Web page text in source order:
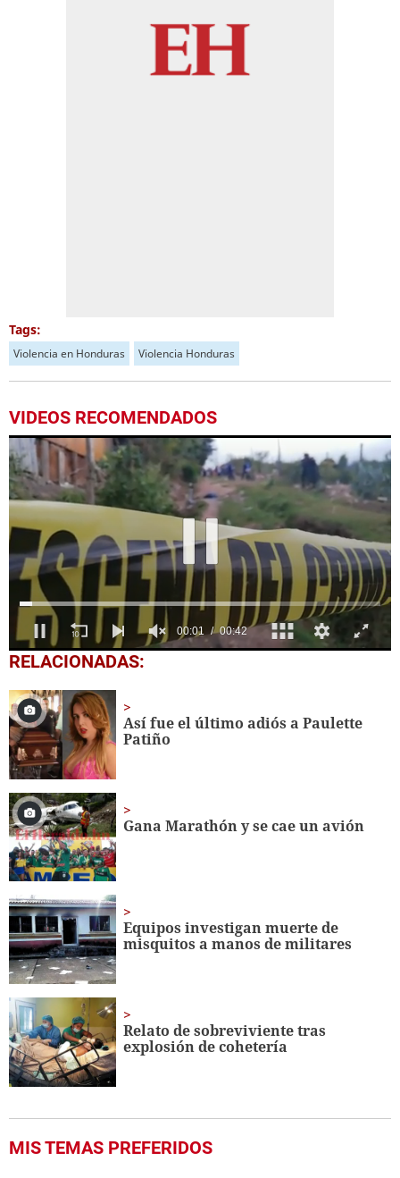
Tags:
Violencia en Honduras Violencia Honduras
VIDEOS RECOMENDADOS
0
seconds
42
seconds
RELACIONADAS:
Así fue el último adiós a Paulette
Patiño
Gana Marathón y se cae un avión
Equipos investigan muerte de
misquitos a manos de militares
Relato de sobreviviente tras
explosión de cohetería
MIS TEMAS PREFERIDOS